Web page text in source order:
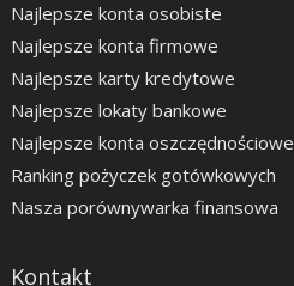
Najlepsze konta osobiste
Najlepsze konta firmowe
Najlepsze karty kredytowe
Najlepsze lokaty bankowe
Najlepsze konta oszczędnościowe
Ranking pożyczek gotówkowych
Nasza porównywarka finansowa
Kontakt